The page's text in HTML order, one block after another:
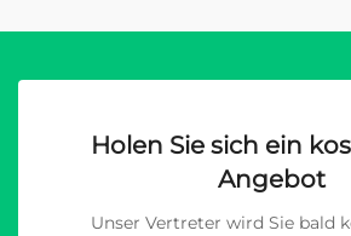
Holen Sie sich ein
Angebot
Unser Vertreter wird Sie bald